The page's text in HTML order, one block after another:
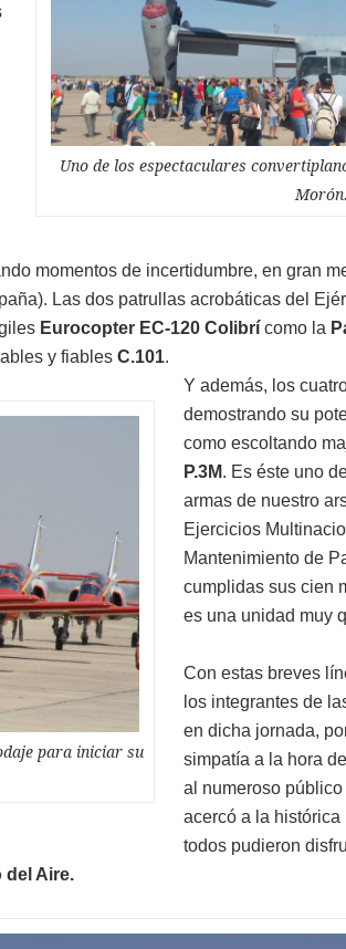
Uno de los espectaculares
Morón.
momentos de incertidumbre, en gran
Las dos patrullas acrobáticas del
Eurocopter EC-120 Colibrí como la
y fiablesC.101.
para iniciar su
Y además, los
demostrando su
como escoltando
P.3M. Es éste uno
armas de nuestro
Ejercicios
Mantenimiento de
cumplidas sus cien
es una unidad muy
Con estas breves
los integrantes de
en dicha jornada,
simpatía a la hora
al numeroso
acercó a la
todos pudieron
del Aire.